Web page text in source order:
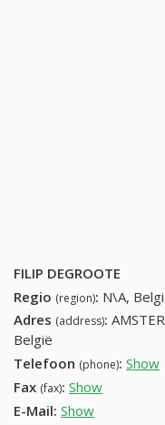
FILIP DEGROOTE
Regio (region): N\A,
Adres (address):
België
Telefoon (phone): Show
Fax (fax): Show
E-Mail: Show